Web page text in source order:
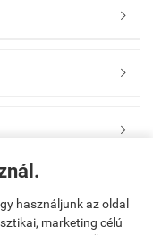
használjunk az oldal
marketing célú


